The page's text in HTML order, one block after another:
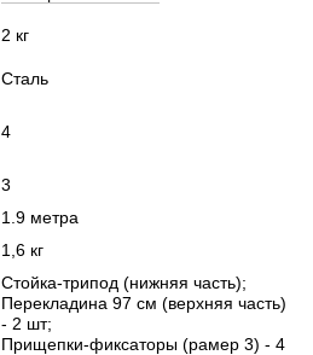
2 кг
Сталь
4
3
1.9 метра
1,6 кг
Стойка-трипод (нижняя часть);
Перекладина 97 см (верхняя часть)
- 2 шт;
Прищепки-фиксаторы (рамер 3) - 4